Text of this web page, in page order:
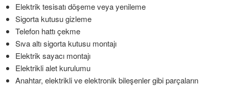
Elektrik tesisatı döşeme veya yenileme
Sigorta kutusu gizleme
Telefon hattı çekme
Sıva altı sigorta kutusu montajı
Elektrik sayacı montajı
Elektrikli alet kurulumu
Anahtar, elektrikli ve elektronik bileşenler gibi parçaların